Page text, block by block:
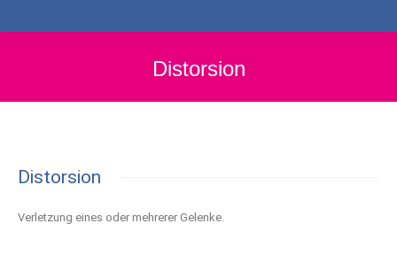
Distorsion
Distorsion
Verletzung eines oder mehrerer Gelenke.